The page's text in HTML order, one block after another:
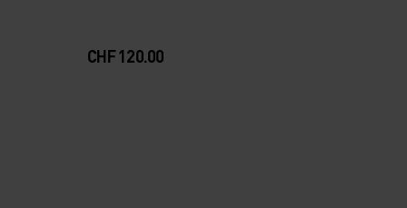
CHF 120.00